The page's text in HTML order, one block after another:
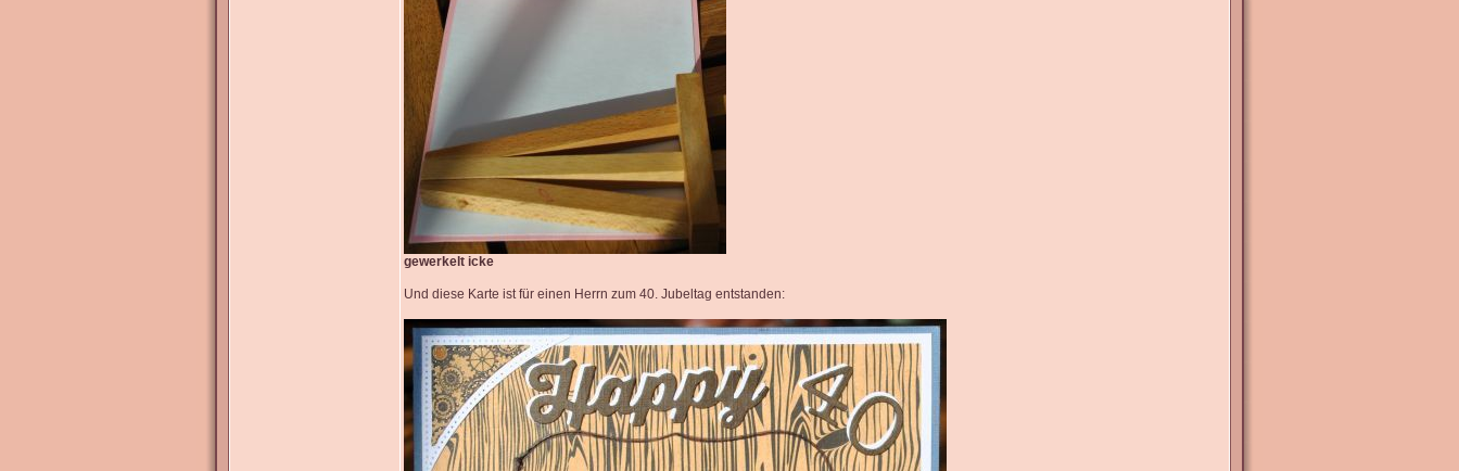
gewerkelt icke
Und diese Karte ist für einen Herrn zum 40. Jubeltag entstanden: